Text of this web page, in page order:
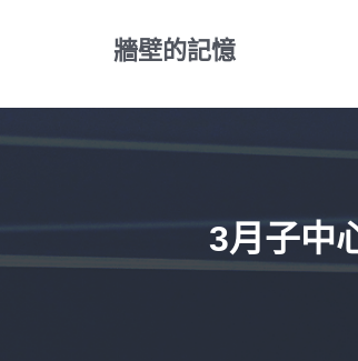
牆壁的記憶
3月子中